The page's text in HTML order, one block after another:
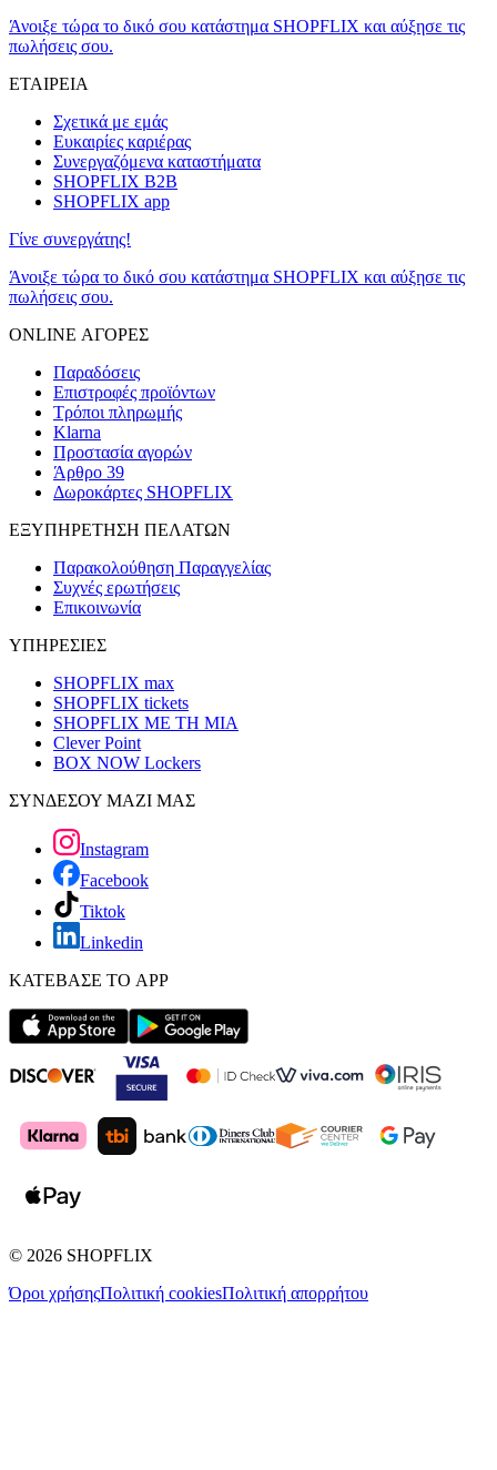
Άνοιξε τώρα το δικό σου κατάστημα SHOPFLIX και αύξησε τις
πωλήσεις σου.
ΕΤΑΙΡΕΙΑ
Σχετικά με εμάς
Ευκαιρίες καριέρας
Συνεργαζόμενα καταστήματα
SHOPFLIX B2B
SHOPFLIX app
Γίνε συνεργάτης!
Άνοιξε τώρα το δικό σου κατάστημα SHOPFLIX και αύξησε τις
πωλήσεις σου.
ONLINE ΑΓΟΡΕΣ
Παραδόσεις
Επιστροφές προϊόντων
Τρόποι πληρωμής
Klarna
Προστασία αγορών
Άρθρο 39
Δωροκάρτες SHOPFLIX
ΕΞΥΠΗΡΕΤΗΣΗ ΠΕΛΑΤΩΝ
Παρακολούθηση Παραγγελίας
Συχνές ερωτήσεις
Επικοινωνία
ΥΠΗΡΕΣΙΕΣ
SHOPFLIX max
SHOPFLIX tickets
SHOPFLIX ΜΕ ΤΗ ΜΙΑ
Clever Point
BOX NOW Lockers
ΣΥΝΔΕΣΟΥ ΜΑΖΙ ΜΑΣ
Instagram
Facebook
Tiktok
Linkedin
ΚΑΤΕΒΑΣΕ ΤΟ APP
© 2026 SHOPFLIX
Όροι χρήσηςΠολιτική cookiesΠολιτική απορρήτου